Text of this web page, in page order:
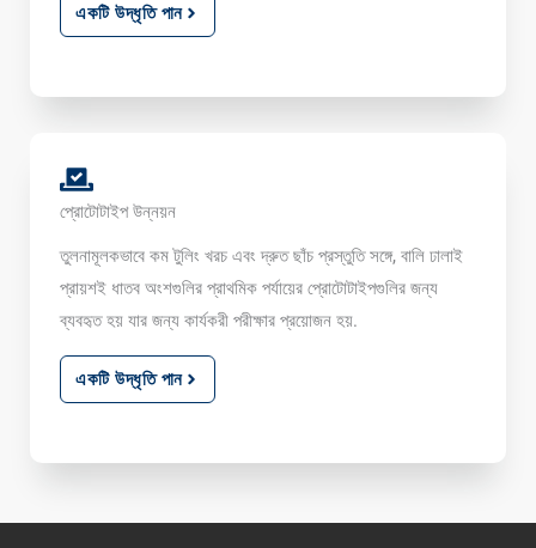
একটি উদ্ধৃতি পান
প্রোটোটাইপ উন্নয়ন
তুলনামূলকভাবে কম টুলিং খরচ এবং দ্রুত ছাঁচ প্রস্তুতি সঙ্গে, বালি ঢালাই
প্রায়শই ধাতব অংশগুলির প্রাথমিক পর্যায়ের প্রোটোটাইপগুলির জন্য
ব্যবহৃত হয় যার জন্য কার্যকরী পরীক্ষার প্রয়োজন হয়.
একটি উদ্ধৃতি পান